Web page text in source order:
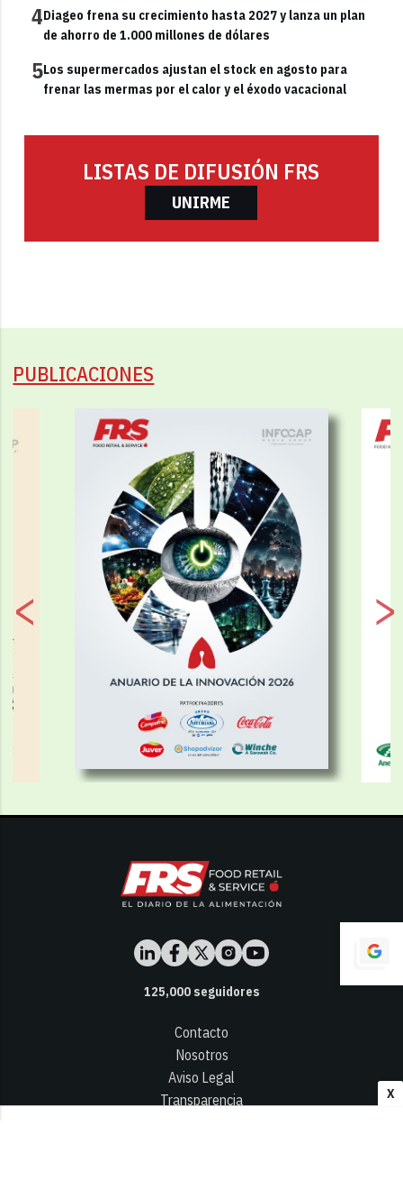
X
4Diageo frena su crecimiento hasta 2027 y lanza un plan
de ahorro de 1.000 millones de dólares
5Los supermercados ajustan el stock en agosto para
frenar las mermas por el calor y el éxodo vacacional
LISTAS DE DIFUSIÓN FRS
UNIRME
PUBLICACIONES
125,000seguidores
Contacto
Nosotros
Aviso Legal
Transparencia